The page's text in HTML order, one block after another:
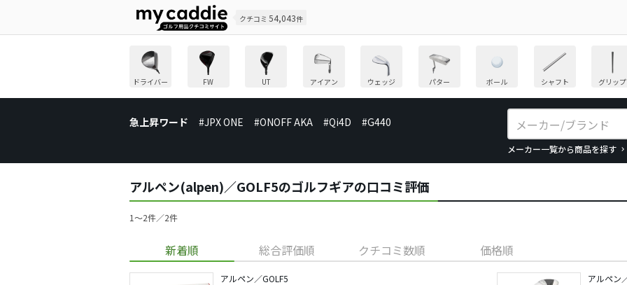
クチコミ 54,043件
ドライバー FW UT アイアン ウェッジ パター ボール シャフト グリップ
急上昇ワード #JPX ONE #ONOFF AKA #Qi4D #G440
メーカー一覧から商品を探す
アルペン(alpen)／GOLF5のゴルフギアの口コミ評価
1〜2件／2件
新着順 総合評価順 クチコミ数順 価格順
アルペン／GOLF5 アルペン